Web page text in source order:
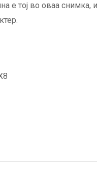
е тој во оваа снимка,